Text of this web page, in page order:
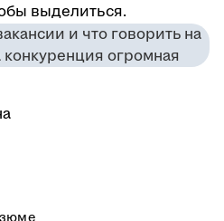
выделиться.